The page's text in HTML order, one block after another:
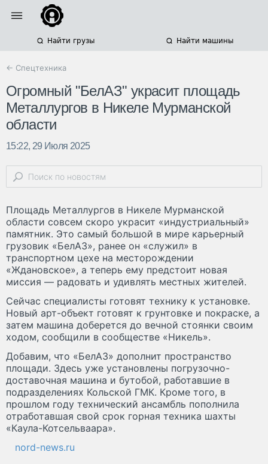
Найти грузы Найти машины
← Спецтехника
Огромный "БелАЗ" украсит площадь
Металлургов в Никеле Мурманской
области
15:22, 29 Июля 2025
Площадь Металлургов в Никеле Мурманской
области совсем скоро украсит «индустриальный»
памятник. Это самый большой в мире карьерный
грузовик «БелАЗ», ранее он «служил» в
транспортном цехе на месторождении
«Ждановское», а теперь ему предстоит новая
миссия — радовать и удивлять местных жителей.
Сейчас специалисты готовят технику к установке.
Новый арт-объект готовят к грунтовке и покраске, а
затем машина доберется до вечной стоянки своим
ходом, сообщили в сообществе «Никель».
Добавим, что «БелАЗ» дополнит пространство
площади. Здесь уже установлены погрузочно-
доставочная машина и бутобой, работавшие в
подразделениях Кольской ГМК. Кроме того, в
прошлом году технический ансамбль пополнила
отработавшая свой срок горная техника шахты
«Каула-Котсельваара».
nord-news.ru